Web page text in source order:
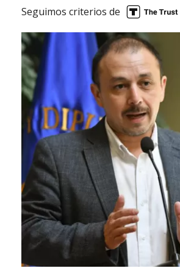
Seguimos criterios de